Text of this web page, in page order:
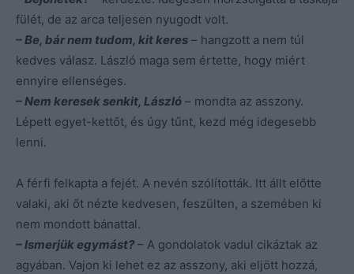
fülét, de az arca teljesen nyugodt volt.
– Be, bár nem tudom, kit keres – hangzott a nem túl
kedves válasz. László maga sem értette, hogy miért
ennyire ellenséges.
– Nem keresek senkit, László – mondta az asszony.
Lépett egyet-kettőt, és úgy tűnt, kezd még idegesebb
lenni.
A férfi felkapta a fejét. A nevén szólították. Itt állt előtte
valaki, aki őt nézte kedvesen, feszülten, a szemében ki
nem mondott bánattal.
– Ismerjük egymást? – A gondolatok vadul cikáztak az
agyában. Vajon ki lehet ez az asszony, aki eljött hozzá,